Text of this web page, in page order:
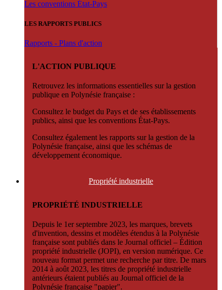
Les conventions État-Pays
LES RAPPORTS PUBLICS
Rapports - Plans d'action
L'ACTION PUBLIQUE
Retrouvez les informations essentielles sur la gestion
publique en Polynésie française :
Consultez le budget du Pays et de ses établissements
publics, ainsi que les conventions État-Pays.
Consultez également les rapports sur la gestion de la
Polynésie française, ainsi que les schémas de
développement économique.
Propriété industrielle
PROPRIÉTÉ INDUSTRIELLE
Depuis le 1er septembre 2023, les marques, brevets
d'invention, dessins et modèles étendus à la Polynésie
française sont publiés dans le Journal officiel – Édition
propriété industrielle (JOPI), en version numérique. Ce
nouveau format permet une recherche par titre. De mars
2014 à août 2023, les titres de propriété industrielle
antérieurs étaient publiés au Journal officiel de la
Polynésie française "papier".